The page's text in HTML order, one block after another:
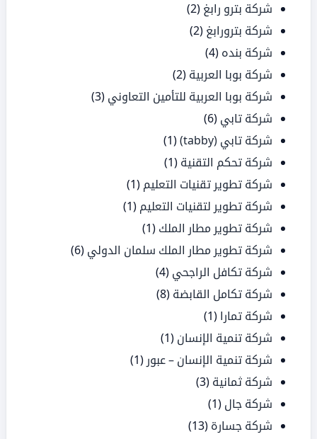
شركة بترو رابغ (2)
شركة بترورابغ (2)
شركة بنده (4)
شركة بوبا العربية (2)
شركة بوبا العربية للتأمين التعاوني (3)
شركة تابي (6)
شركة تابي (tabby)
(1)
شركة تحكم التقنية (1)
شركة تطوير تقنيات التعليم (1)
شركة تطوير لتقنيات التعليم (1)
شركة تطوير مطار الملك (1)
شركة تطوير مطار الملك سلمان الدولي (6)
شركة تكافل الراجحي (4)
شركة تكامل القابضة (8)
شركة تمارا (1)
شركة تنمية الإنسان (1)
شركة تنمية الإنسان – عبور (1)
شركة ثمانية (3)
شركة جال (1)
شركة جسارة (13)